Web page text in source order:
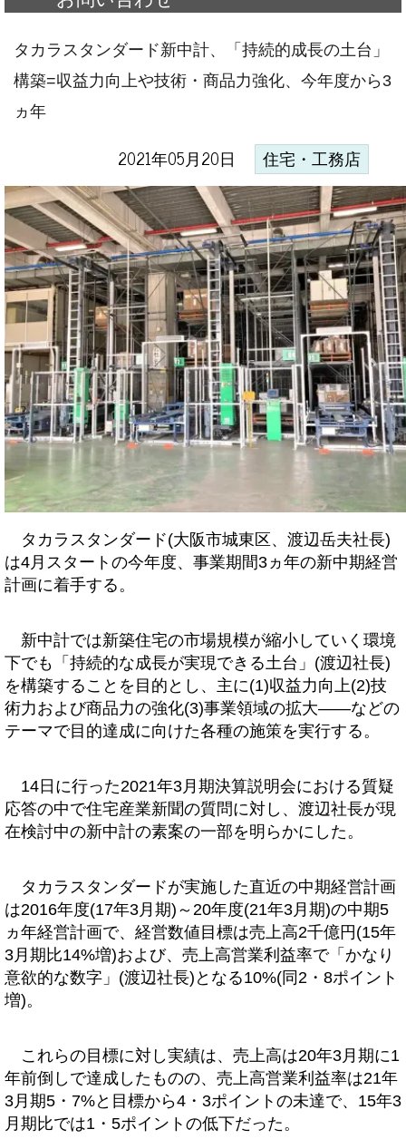
タカラスタンダード新中計、「持続的成長の土台」
構築=収益力向上や技術・商品力強化、今年度から3
ヵ年
2021年05月20日 住宅・工務店
タカラスタンダード(大阪市城東区、渡辺岳夫社長)
は4月スタートの今年度、事業期間3ヵ年の新中期経営
計画に着手する。
新中計では新築住宅の市場規模が縮小していく環境
下でも「持続的な成長が実現できる土台」(渡辺社長)
を構築することを目的とし、主に(1)収益力向上(2)技
術力および商品力の強化(3)事業領域の拡大――などの
テーマで目的達成に向けた各種の施策を実行する。
14日に行った2021年3月期決算説明会における質疑
応答の中で住宅産業新聞の質問に対し、渡辺社長が現
在検討中の新中計の素案の一部を明らかにした。
タカラスタンダードが実施した直近の中期経営計画
は2016年度(17年3月期)～20年度(21年3月期)の中期5
ヵ年経営計画で、経営数値目標は売上高2千億円(15年
3月期比14%増)および、売上高営業利益率で「かなり
意欲的な数字」(渡辺社長)となる10%(同2・8ポイント
増)。
これらの目標に対し実績は、売上高は20年3月期に1
年前倒しで達成したものの、売上高営業利益率は21年
3月期5・7%と目標から4・3ポイントの未達で、15年3
月期比では1・5ポイントの低下だった。